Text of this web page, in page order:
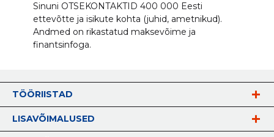
Sinuni OTSEKONTAKTID 400 000 Eesti
ettevõtte ja isikute kohta (juhid, ametnikud).
Andmed on rikastatud maksevõime ja
finantsinfoga.
TÖÖRIISTAD
LISAVÕIMALUSED